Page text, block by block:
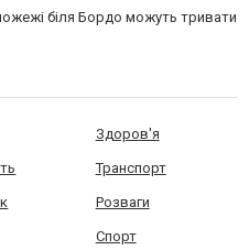
біля Бордо можуть тривати
Здоров'я
Транспорт
Розваги
Спорт